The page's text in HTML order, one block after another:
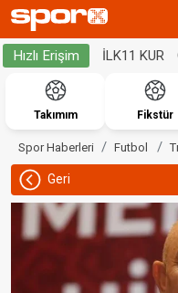
Hızlı Erişim İLK11 KUR
Takımım Fikstür
Spor Haberleri Futbol
Geri